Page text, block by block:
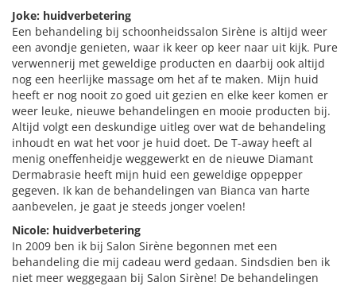
Joke: huidverbetering
Een behandeling bij schoonheidssalon Sirène is altijd weer
een avondje genieten, waar ik keer op keer naar uit kijk. Pure
verwennerij met geweldige producten en daarbij ook altijd
nog een heerlijke massage om het af te maken. Mijn huid
heeft er nog nooit zo goed uit gezien en elke keer komen er
weer leuke, nieuwe behandelingen en mooie producten bij.
Altijd volgt een deskundige uitleg over wat de behandeling
inhoudt en wat het voor je huid doet. De T-away heeft al
menig oneffenheidje weggewerkt en de nieuwe Diamant
Dermabrasie heeft mijn huid een geweldige oppepper
gegeven. Ik kan de behandelingen van Bianca van harte
aanbevelen, je gaat je steeds jonger voelen!
Nicole: huidverbetering
In 2009 ben ik bij Salon Sirène begonnen met een
behandeling die mij cadeau werd gedaan. Sindsdien ben ik
niet meer weggegaan bij Salon Sirène! De behandelingen